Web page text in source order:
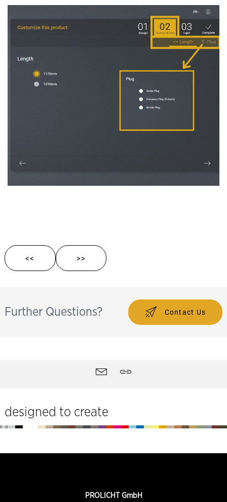
<< >>
Further Questions? Contact Us
contact
designed to create
PROLICHT GmbH